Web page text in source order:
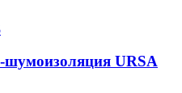
URSA